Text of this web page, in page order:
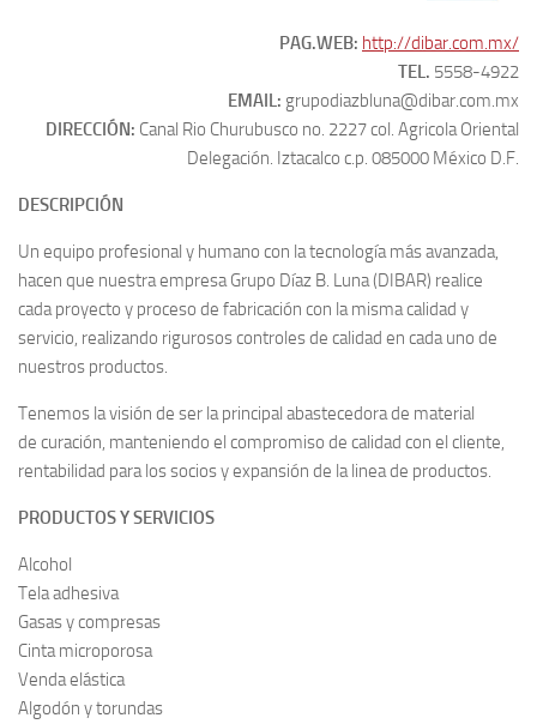
PAG.WEB: http://dibar.com.mx/
TEL. 5558-4922
EMAIL: grupodiazbluna@dibar.com.mx
DIRECCIÓN: Canal Rio Churubusco no. 2227 col. Agricola Oriental
Delegación. Iztacalco c.p. 085000 México D.F.
DESCRIPCIÓN
Un equipo profesional y humano con la tecnología más avanzada,
hacen que nuestra empresa Grupo Díaz B. Luna (DIBAR) realice
cada proyecto y proceso de fabricación con la misma calidad y
servicio, realizando rigurosos controles de calidad en cada uno de
nuestros productos.
Tenemos la visión de ser la principal abastecedora de material
de curación, manteniendo el compromiso de calidad con el cliente,
rentabilidad para los socios y expansión de la linea de productos.
PRODUCTOS Y SERVICIOS
Alcohol
Tela adhesiva
Gasas y compresas
Cinta microporosa
Venda elástica
Algodón y torundas